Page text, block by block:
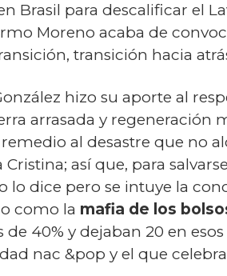
Brasil para descalificar el
Moreno acaba de
transición hacia
hizo su aporte al
arrasada y regeneración
al desastre que no
así que, para
lo dice pero se intuye la
como la mafia de los
40% y dejaban 20 en
nac &pop y el que